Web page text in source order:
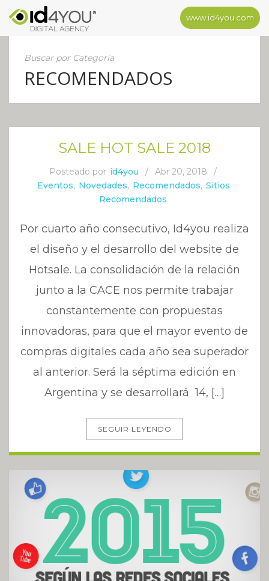
www.id4you.com
Buscar por Categoría
RECOMENDADOS
SALE HOT SALE 2018
Posteado por id4you / Abr 20, 2018
/
Eventos, Novedades, Recomendados, Sitios
Recomendados
Por cuarto año consecutivo, Id4you realiza
el diseño y el desarrollo del website de
Hotsale. La consolidación de la relación
junto a la CACE nos permite trabajar
constantemente con propuestas
innovadoras, para que el mayor evento de
compras digitales cada año sea superador
al anterior. Será la séptima edición en
Argentina y se desarrollará 14, […]
SEGUIR LEYENDO